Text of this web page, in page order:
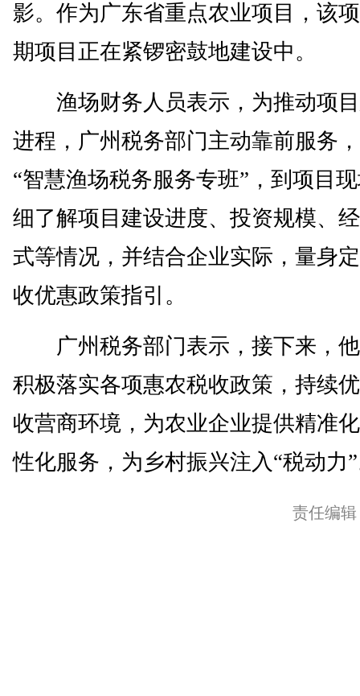
影。作为广东省重点农业项目，该
期项目正在紧锣密鼓地建设中。
渔场财务人员表示，为推动项
进程，广州税务部门主动靠前服务
“智慧渔场税务服务专班”，到项目
细了解项目建设进度、投资规模、
式等情况，并结合企业实际，量身
收优惠政策指引。
广州税务部门表示，接下来，
积极落实各项惠农税收政策，持续
收营商环境，为农业企业提供精准
性化服务，为乡村振兴注入“税动力
责任编